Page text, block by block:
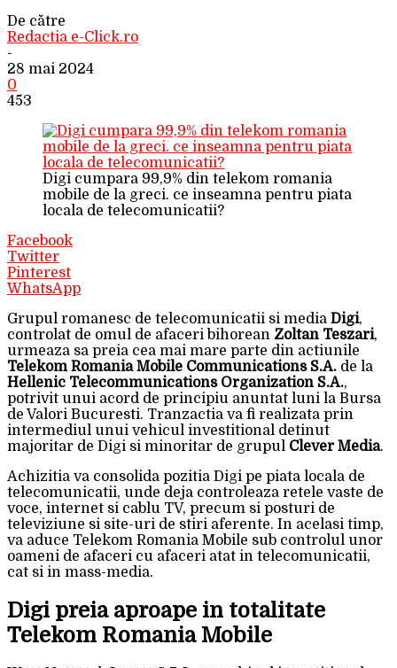
De către
Redactia e-Click.ro
-
28 mai 2024
0
453
Digi cumpara 99,9% din telekom romania
mobile de la greci. ce inseamna pentru piata
locala de telecomunicatii?
Facebook
Twitter
Pinterest
WhatsApp
Grupul romanesc de telecomunicatii si media Digi,
controlat de omul de afaceri bihorean Zoltan Teszari,
urmeaza sa preia cea mai mare parte din actiunile
Telekom Romania Mobile Communications S.A. de la
Hellenic Telecommunications Organization S.A.,
potrivit unui acord de principiu anuntat luni la Bursa
de Valori Bucuresti. Tranzactia va fi realizata prin
intermediul unui vehicul investitional detinut
majoritar de Digi si minoritar de grupul Clever Media.
Achizitia va consolida pozitia Digi pe piata locala de
telecomunicatii, unde deja controleaza retele vaste de
voce, internet si cablu TV, precum si posturi de
televiziune si site-uri de stiri aferente. In acelasi timp,
va aduce Telekom Romania Mobile sub controlul unor
oameni de afaceri cu afaceri atat in telecomunicatii,
cat si in mass-media.
Digi preia aproape in totalitate
Telekom Romania Mobile